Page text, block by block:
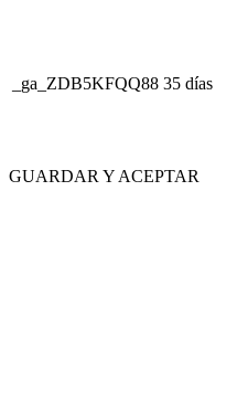
_ga_ZDB5KFQQ88 35 días
GUARDAR Y ACEPTAR